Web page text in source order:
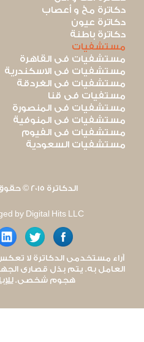
دكاترة مخ و أعصاب
دكاترة عيون
دكاترة باطنة
مستشفيات
مستشفيات فى القاهرة
مستشفيات فى الاسكندرية
مستشفيات فى الغردقة
مستفيات فى قنا
مستشفيات فى المنصورة
مستشفيات فى المنوفية
مستشفيات فى الفيوم
مستشفيات السعودية
الدكاترة 2015 © حقوق النشر محفوظة
by Digital Hits LLC
آراء مستخدمى الدكاترة لا تعكس
العامل به. يتم بذل قصارى
هجوم شخصى.